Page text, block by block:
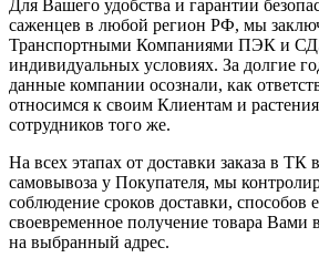
Для Вашего удобства и гарантии
саженцев в любой регион РФ, мы
Транспортными Компаниями ПЭК и
индивидуальных условиях. За долгие
данные компании осознали, как
относимся к своим Клиентам и
сотрудников того же.
На всех этапах от доставки заказа в ТК
самовывоза у Покупателя, мы
соблюдение сроков доставки, способов
своевременное получение товара Вами
на выбранный адрес.